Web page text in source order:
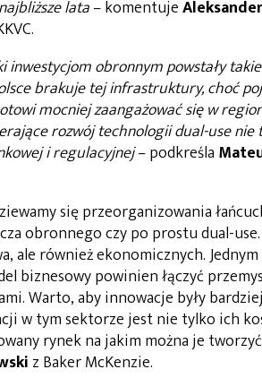
lata– komentuje
inwestycjom obronnym powstały
brakuje tej infrastruktury, choć
mocniej zaangażować się w
rozwój technologii dual-use
i regulacyjnej– podkreśla
się przeorganizowania
obronnego czy po prostu dual-
ale również ekonomicznych.
biznesowy powinien łączyć
Warto, aby innowacje były
w tym sektorze jest nie tylko ich
rynek na jakim można je
z Baker McKenzie.